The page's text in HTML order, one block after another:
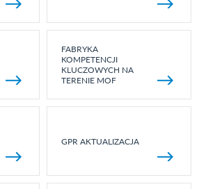
FABRYKA
KOMPETENCJI
KLUCZOWYCH NA
TERENIE MOF
GPR AKTUALIZACJA